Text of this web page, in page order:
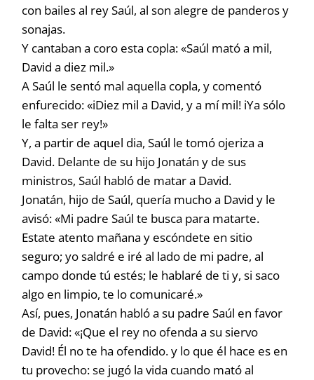
con bailes al rey Saúl, al son alegre de panderos y
sonajas.
Y cantaban a coro esta copla: «Saúl mató a mil,
David a diez mil.»
A Saúl le sentó mal aquella copla, y comentó
enfurecido: «iDiez mil a David, y a mí mil! iYa sólo
le falta ser rey!»
Y, a partir de aquel dia, Saúl le tomó ojeriza a
David. Delante de su hijo Jonatán y de sus
ministros, Saúl habló de matar a David.
Jonatán, hijo de Saúl, quería mucho a David y le
avisó: «Mi padre Saúl te busca para matarte.
Estate atento mañana y escóndete en sitio
seguro; yo saldré e iré al lado de mi padre, al
campo donde tú estés; le hablaré de ti y, si saco
algo en limpio, te lo comunicaré.»
Así, pues, Jonatán habló a su padre Saúl en favor
de David: «¡Que el rey no ofenda a su siervo
David! Él no te ha ofendido. y lo que él hace es en
tu provecho: se jugó la vida cuando mató al